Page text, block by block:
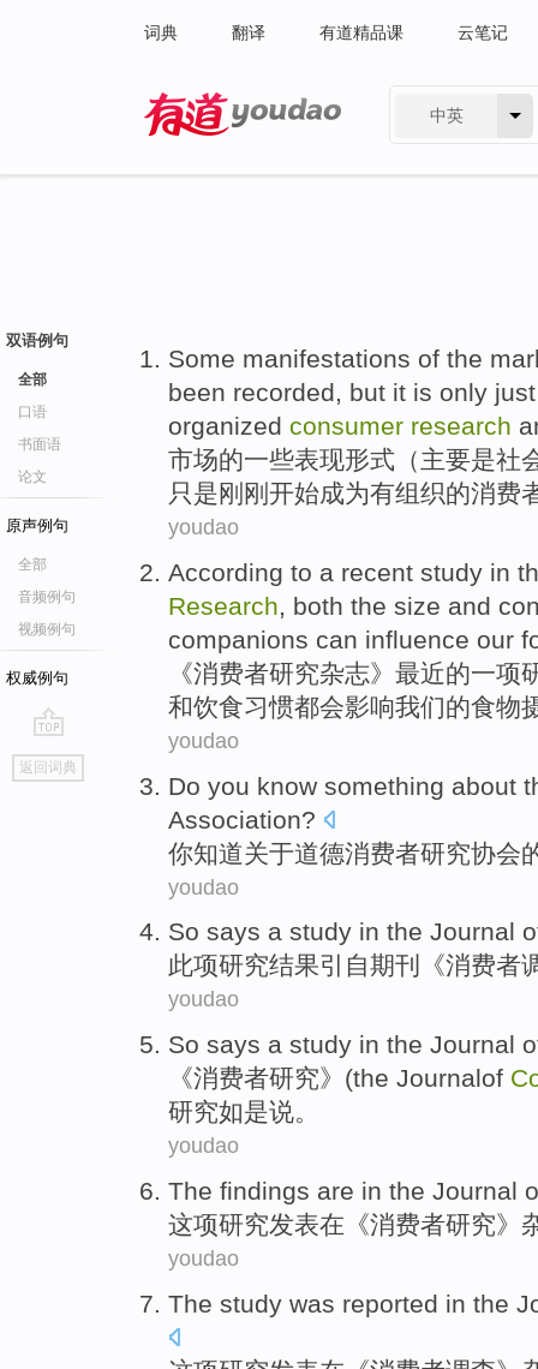
词典 翻译 有道精品课 云笔记
中英
双语例句
全部
口语
书面语
论文
原声例句
全部
音频例句
视频例句
权威例句
go
top
返回词典
Some manifestations of the
been recorded, but it is only just
organized consumer research
市场的一些表现形式 （主要是社
只是刚刚 开始成为有组织的消费
youdao
According to a recent study in
Research, both the size and
companions can influence our
《消费者研究杂志》最近的一项
和饮食习惯都会影响我们的食物
youdao
Do you know something about
Association?
你知道关于道德消费者研究协会
youdao
So says a study in the Journal
此项研究结果引自期刊《消费者
youdao
So says a study in the Journal
《消费者研究》(the Journalof
研究如是说。
youdao
The findings are in the Journal
这项研究发表在 《消费者研究》
youdao
The study was reported in the